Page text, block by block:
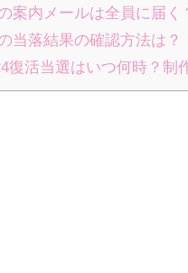
案内メールは全員に届く
当落結果の確認方法は？
復活当選はいつ何時？